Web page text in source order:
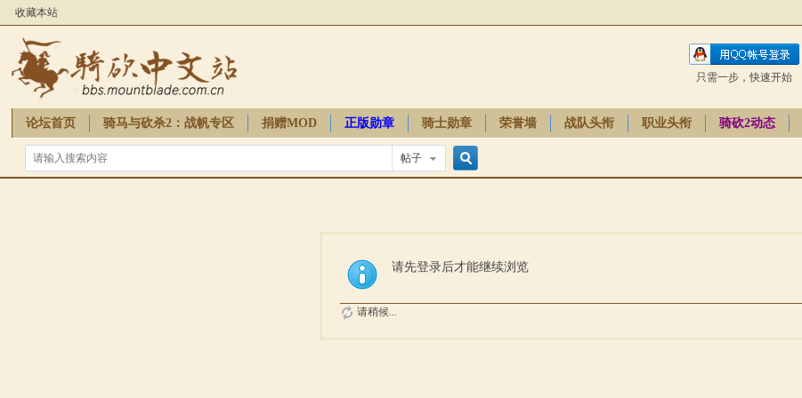
收藏本站
只需一步，快速开始
论坛首页 骑马与砍杀2：战帆专区 捐赠MOD 正版勋章 骑士勋章 荣誉墙 战队头衔 职业头衔 骑砍2动态
骑砍周边
帖子
索
请先登录后才能继续浏览
请稍候...